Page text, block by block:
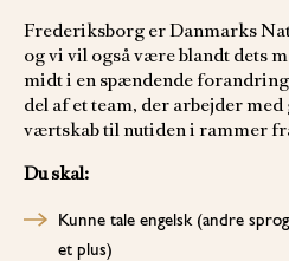
Frederiksborg er Danmarks
og vi vil også være blandt dets
midt i en spændende
del af et team, der arbejder
værtskab til nutiden i rammer
Du skal:
Kunne tale engelsk (andre
et plus)